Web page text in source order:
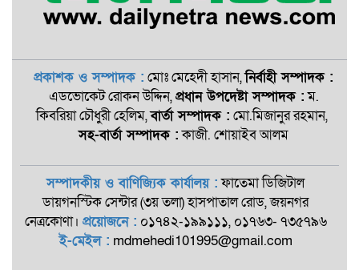
প্রকাশক ও সম্পাদক : মোঃ মেহেদী হাসান,নির্বাহী সম্পাদক :
এডভোকেট রোকন ‍উদ্দিন,প্রধান উপদেষ্টা সম্পাদক :ম.
কিবরিয়া চৌধুরী হেলিম,বার্তা সম্পাদক : মো.মিজানুর রহমান,
সহ-বার্তা সম্পাদক :কাজী. শোয়াইব আলম
সম্পাদকীয় ও বাণিজ্যিক কার্যালয় :ফাতেমা ডিজিটাল
ডায়গনস্টিক সেন্টার (৩য় তলা) হাসপাতাল রোড, জয়নগর
নেত্রকোণা। প্রয়োজনে : ০১৭৪২-১৯৯১১১, ০১৭৬৩- ৭৩৫৭৯৬
ই-মেইল : mdmehedi101995@gmail.com